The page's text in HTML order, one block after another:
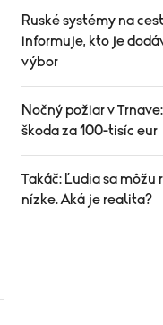
Ruské systémy na
informuje, kto je
výbor
Nočný požiar v
škoda za 100-tisíc eur
Takáč: Ľudia sa môžu
nízke. Aká je realita?